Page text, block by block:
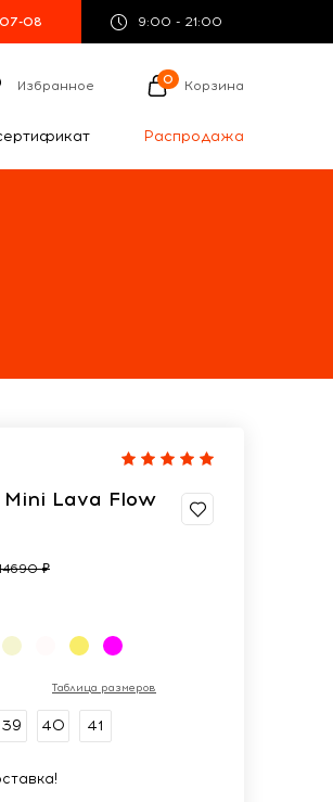
08 9:00 - 21:00
Избранное 0 Корзина
Распродажа
Lava Flow
₽
Таблица размеров
39 40 41